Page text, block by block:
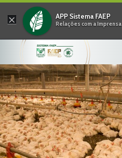
× APP Sistema FAEP
Relações com a Imprensa